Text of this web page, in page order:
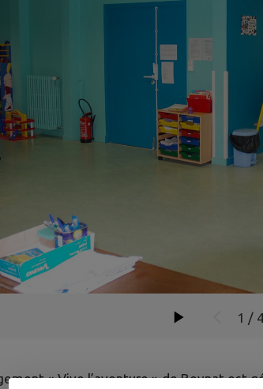
1 / 4
« Vive l’aventure » de Beynat est